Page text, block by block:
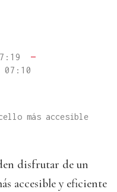
—
más accesible
disfrutar de un
accesible y eficiente